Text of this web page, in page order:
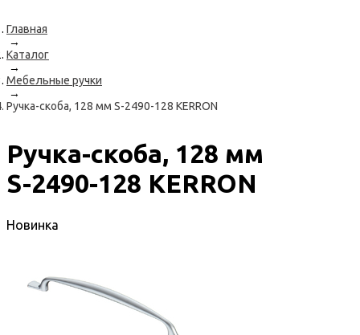
Главная
→
Каталог
→
Мебельные ручки
→
Ручка-скоба, 128 мм S-2490-128 KERRON
Ручка-скоба, 128 мм
S-2490-128 KERRON
Новинка